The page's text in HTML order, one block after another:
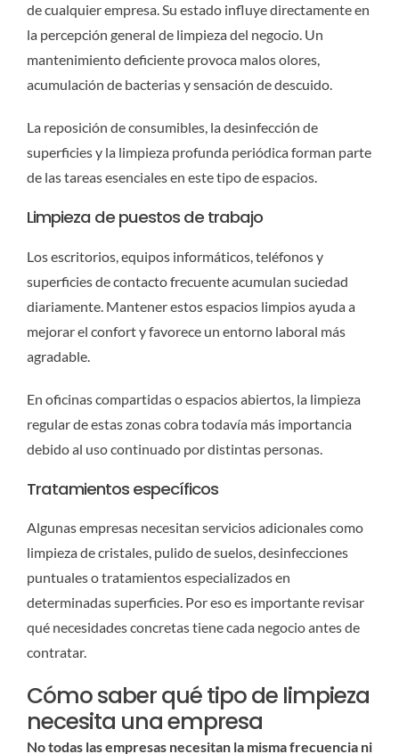
de cualquier empresa. Su estado influye directamente en
la percepción general de limpieza del negocio. Un
mantenimiento deficiente provoca malos olores,
acumulación de bacterias y sensación de descuido.
La reposición de consumibles, la desinfección de
superficies y la limpieza profunda periódica forman parte
de las tareas esenciales en este tipo de espacios.
Limpieza de puestos de trabajo
Los escritorios, equipos informáticos, teléfonos y
superficies de contacto frecuente acumulan suciedad
diariamente. Mantener estos espacios limpios ayuda a
mejorar el confort y favorece un entorno laboral más
agradable.
En oficinas compartidas o espacios abiertos, la limpieza
regular de estas zonas cobra todavía más importancia
debido al uso continuado por distintas personas.
Tratamientos específicos
Algunas empresas necesitan servicios adicionales como
limpieza de cristales, pulido de suelos, desinfecciones
puntuales o tratamientos especializados en
determinadas superficies. Por eso es importante revisar
qué necesidades concretas tiene cada negocio antes de
contratar.
Cómo saber qué tipo de limpieza
necesita una empresa
No todas las empresas necesitan la misma frecuencia ni